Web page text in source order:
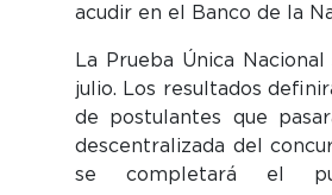
acudir en el Banco de la
La Prueba Única
julio. Los resultados
de postulantes que
descentralizada del
se completará el